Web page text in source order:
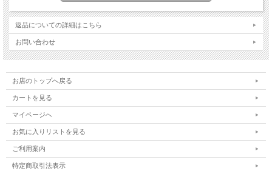
返品についての詳細はこちら
お問い合わせ
お店のトップへ戻る
カートを見る
マイページへ
お気に入りリストを見る
ご利用案内
特定商取引法表示